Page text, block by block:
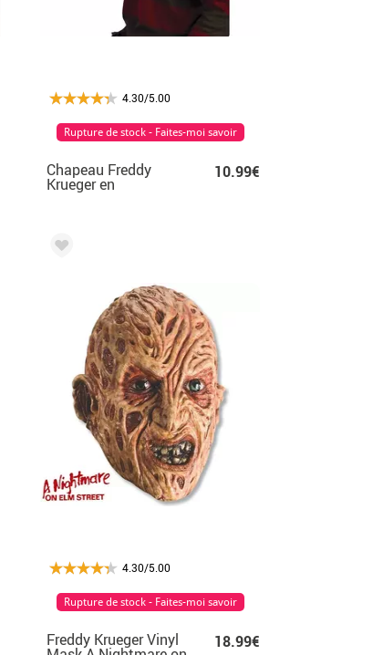
4.30/5.00
Chapeau Freddy
Krueger en
caoutchouc EVA
10.99€
Rupture de stock - Faites-moi savoir
4.30/5.00
Freddy Krueger Vinyl 18.99€
Rupture de stock - Faites-moi savoir